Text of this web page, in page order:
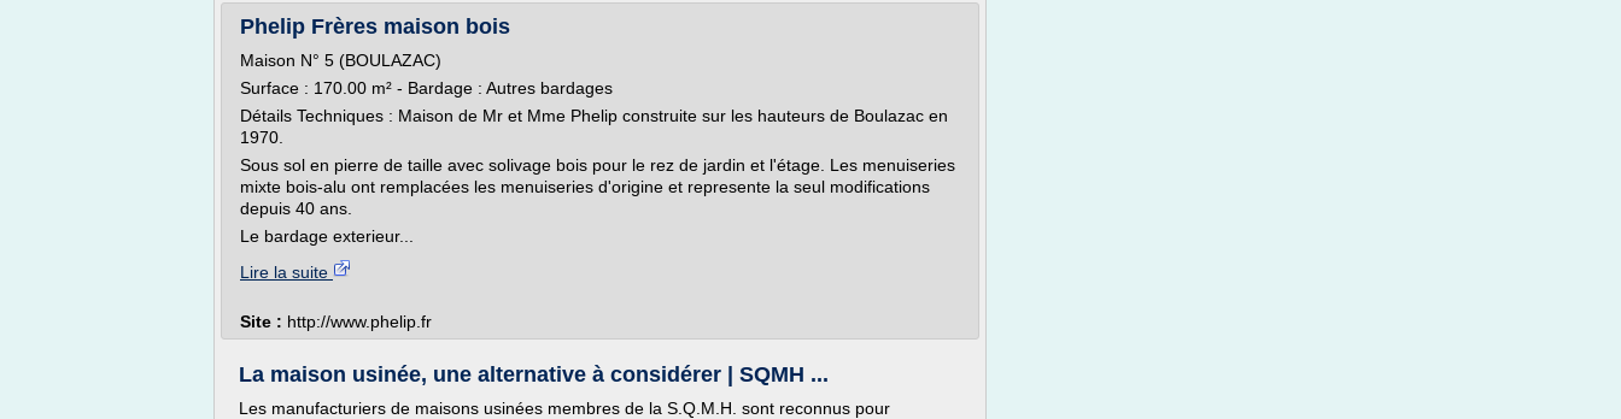
Phelip Frères maison bois
Maison N° 5 (BOULAZAC)
Surface : 170.00 m² - Bardage : Autres bardages
Détails Techniques : Maison de Mr et Mme Phelip construite sur les hauteurs de Boulazac en
1970.
Sous sol en pierre de taille avec solivage bois pour le rez de jardin et l'étage. Les menuiseries
mixte bois-alu ont remplacées les menuiseries d'origine et represente la seul modifications
depuis 40 ans.
Le bardage exterieur...
Lire la suite
Site : http://www.phelip.fr
La maison usinée, une alternative à considérer | SQMH ...
Les manufacturiers de maisons usinées membres de la S.Q.M.H. sont reconnus pour